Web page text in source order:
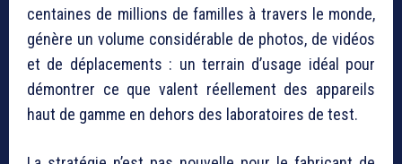
centaines de millions de familles à travers le monde,
génère un volume considérable de photos, de vidéos
et de déplacements : un terrain d’usage idéal pour
démontrer ce que valent réellement des appareils
haut de gamme en dehors des laboratoires de test.